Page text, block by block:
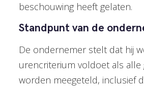
beschouwing heeft gelaten.
Standpunt van de
De ondernemer stelt dat hij
urencriterium voldoet als alle
worden meegeteld, inclusief